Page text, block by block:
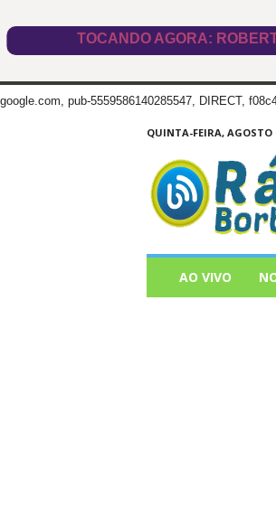
google.com, pub-5559586140285547, DIRECT,
QUINTA-FEIRA, AGOSTO
Borborema
AO VIVO